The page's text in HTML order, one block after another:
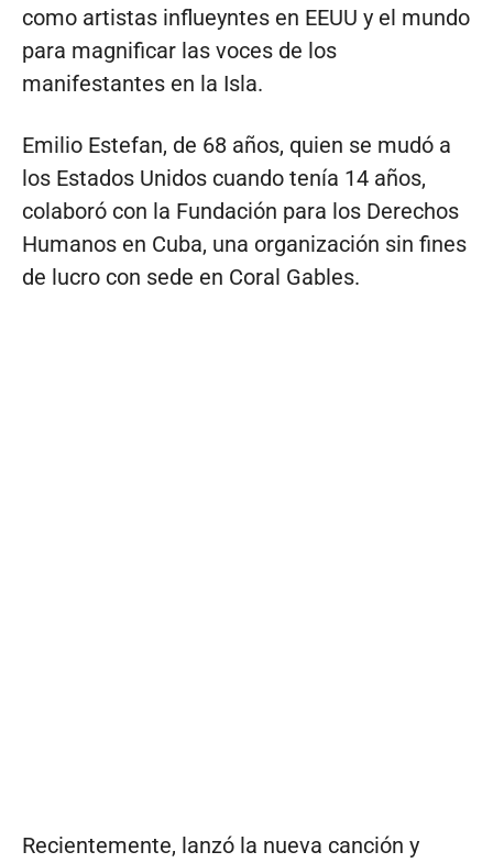
como artistas influeyntes en EEUU y el mundo
para magnificar las voces de los
manifestantes en la Isla.
Emilio Estefan, de 68 años, quien se mudó a
los Estados Unidos cuando tenía 14 años,
colaboró con la Fundación para los Derechos
Humanos en Cuba, una organización sin fines
de lucro con sede en Coral Gables.
Recientemente, lanzó la nueva canción y